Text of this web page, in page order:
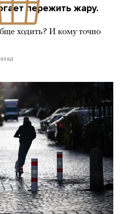
пережить жару.
ходить? И кому точно